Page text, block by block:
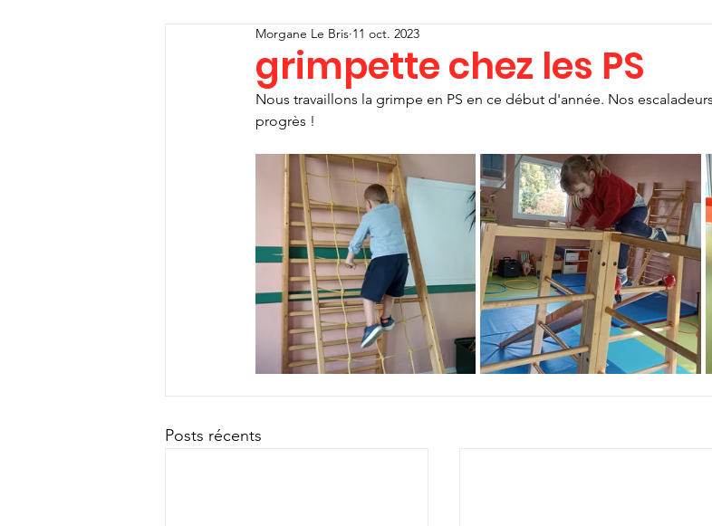
grimpette chez les PS
Morgane Le Bris 11 oct. 2023
Nous travaillons la grimpe en PS en ce début d'année. Nos
progrès !
Posts récents